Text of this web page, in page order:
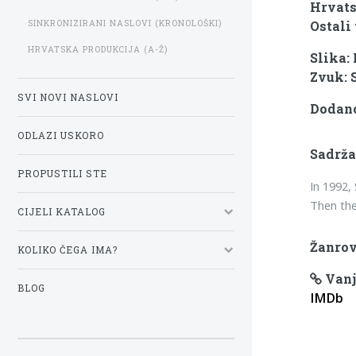
Slika:
Zvuk:
In
Then
IMDb
SINKRONIZIRANI NASLOVI (KRONOLOŠKI)
HRVATSKA PRODUKCIJA (A-Ž)
SVI NOVI NASLOVI
ODLAZI USKORO
PROPUSTILI STE
CIJELI KATALOG
KOLIKO ČEGA IMA?
BLOG